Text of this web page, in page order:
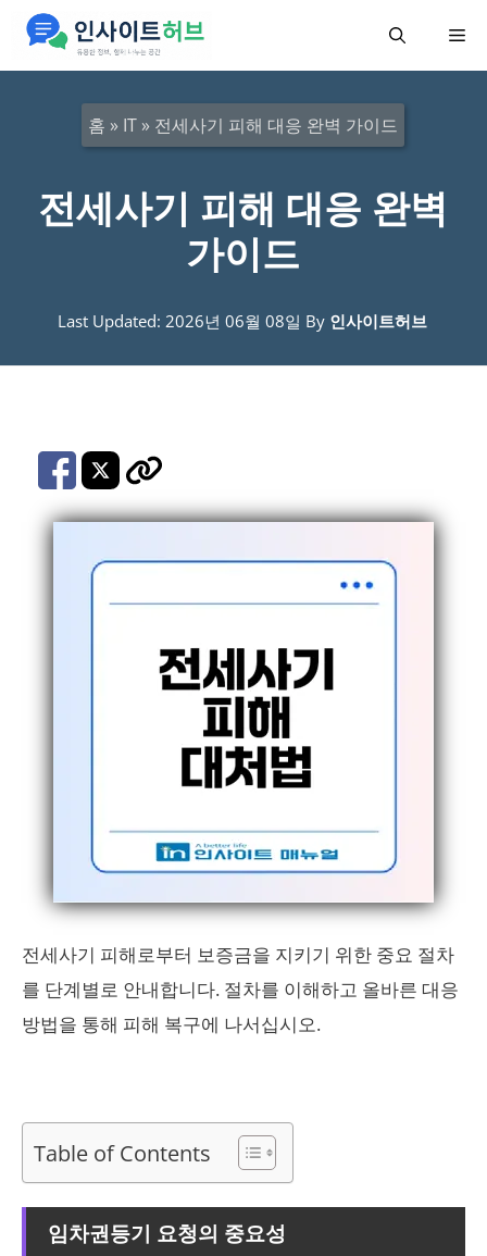
메
홈 » IT» 전세사기 피해 대응 완벽 가이드
전세사기 피해 대응 완벽
가이드
Last Updated: 2026년 06월 08일 By 인사이트허브
전세사기 피해로부터 보증금을 지키기 위한 중요 절차
를 단계별로 안내합니다. 절차를 이해하고 올바른 대응
방법을 통해 피해 복구에 나서십시오.
Table of Contents
임차권등기 요청의 중요성